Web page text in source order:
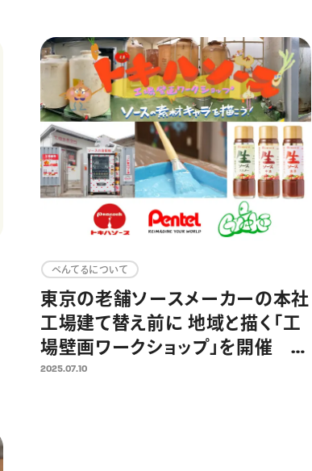
ぺんてるについて
東京の老舗ソースメーカーの本社
工場建て替え前に 地域と描く「工
場壁画ワークショップ」を開催 ト
キハソース×ぺんてる×ミズグチ
2025.07.10